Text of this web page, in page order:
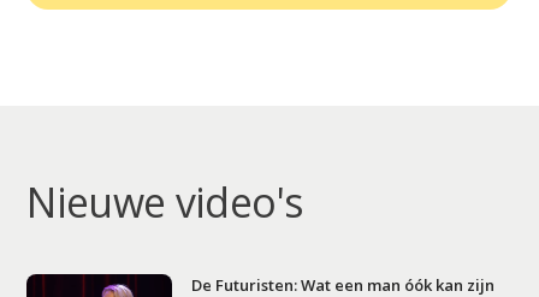
Nieuwe video's
De Futuristen: Wat een man óók kan zijn